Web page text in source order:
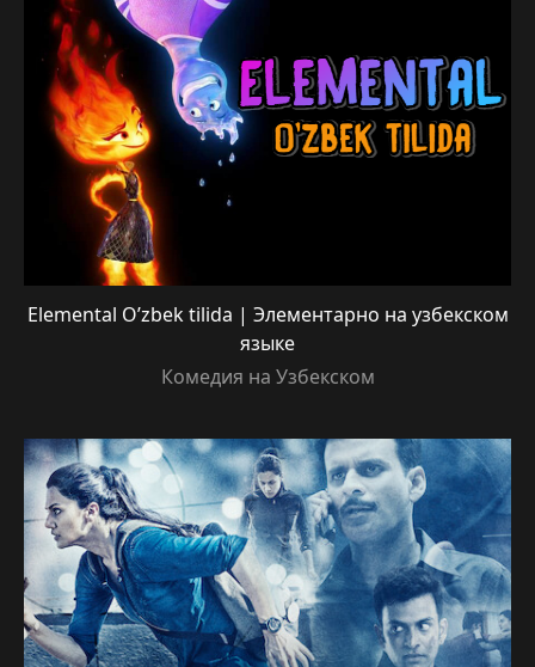
Elemental O’zbek tilida | Элементарно на узбекском
языке
Комедия на Узбекском